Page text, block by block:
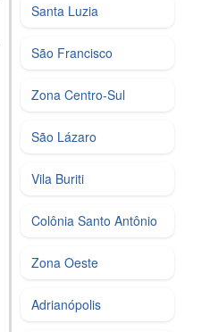
Santa Luzia
São Francisco
Zona Centro‑Sul
São Lázaro
Vila Buriti
Colônia Santo Antônio
Zona Oeste
Adrianópolis